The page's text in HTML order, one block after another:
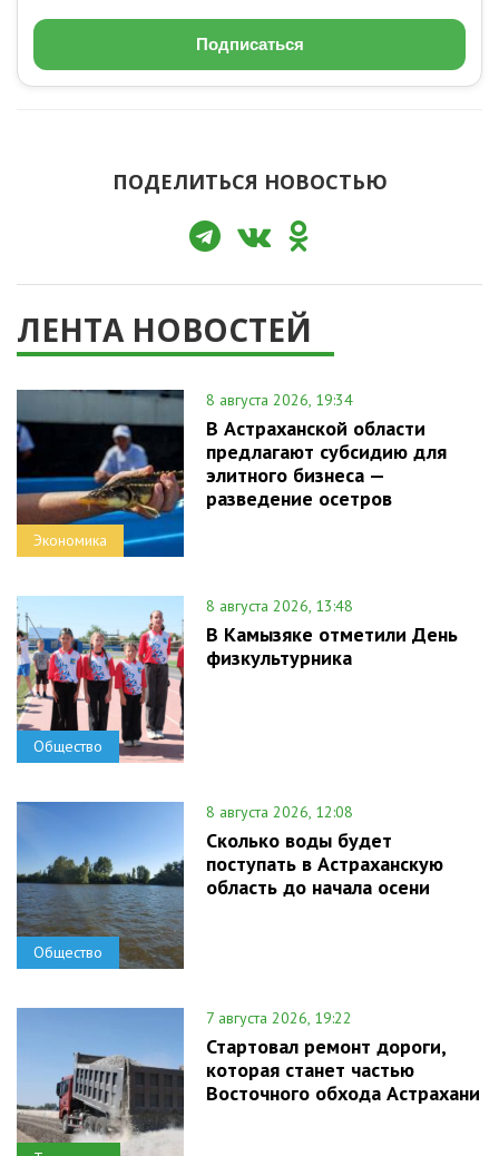
Подписаться
ПОДЕЛИТЬСЯ НОВОСТЬЮ
ЛЕНТА НОВОСТЕЙ
Экономика
8 августа 2026, 19:34
В Астраханской области
предлагают субсидию для
элитного бизнеса —
разведение осетров
Общество
8 августа 2026, 13:48
В Камызяке отметили День
физкультурника
Общество
8 августа 2026, 12:08
Сколько воды будет
поступать в Астраханскую
область до начала осени
7 августа 2026, 19:22
Стартовал ремонт дороги,
которая станет частью
Восточного обхода Астрахани